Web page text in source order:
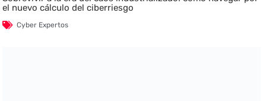
el nuevo cálculo del ciberriesgo
Cyber Expertos